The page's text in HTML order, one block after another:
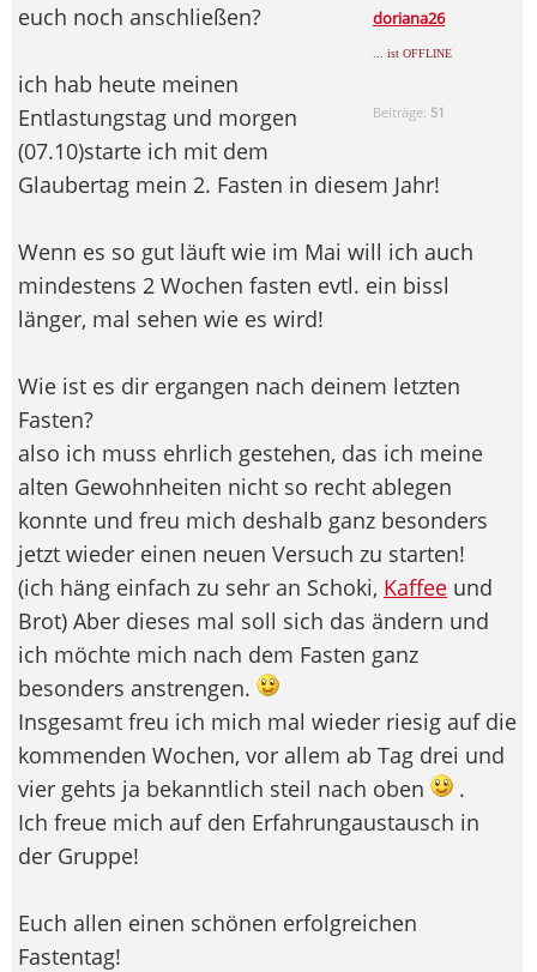
doriana26
... ist OFFLINE
Beiträge: 51
euch noch anschließen?
ich hab heute meinen
Entlastungstag und morgen
(07.10)starte ich mit dem
Glaubertag mein 2. Fasten in diesem Jahr!
Wenn es so gut läuft wie im Mai will ich auch
mindestens 2 Wochen fasten evtl. ein bissl
länger, mal sehen wie es wird!
Wie ist es dir ergangen nach deinem letzten
Fasten?
also ich muss ehrlich gestehen, das ich meine
alten Gewohnheiten nicht so recht ablegen
konnte und freu mich deshalb ganz besonders
jetzt wieder einen neuen Versuch zu starten!
(ich häng einfach zu sehr an Schoki, Kaffee und
Brot) Aber dieses mal soll sich das ändern und
ich möchte mich nach dem Fasten ganz
besonders anstrengen.
Insgesamt freu ich mich mal wieder riesig auf die
kommenden Wochen, vor allem ab Tag drei und
vier gehts ja bekanntlich steil nach oben
.
Ich freue mich auf den Erfahrungaustausch in
der Gruppe!
Euch allen einen schönen erfolgreichen
Fastentag!